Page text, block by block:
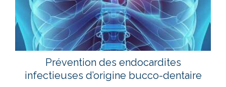
Prévention des endocardites
infectieuses d’origine bucco-dentaire